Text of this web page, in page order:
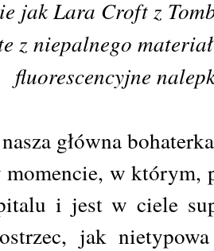
jak Lara Croft z
z niepalnego
fluorescencyjne
główna
momencie, w
i jest w ciele
jak